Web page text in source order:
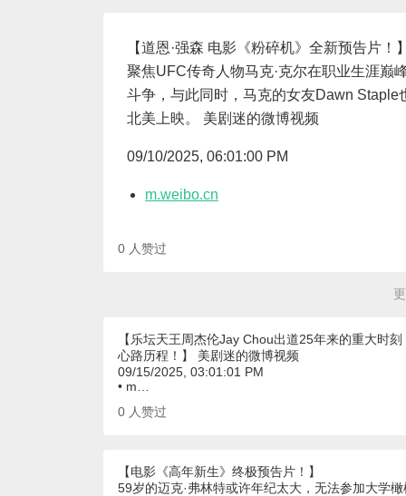
【道恩·强森 电影《粉碎机》全新预告片！
聚焦UFC传奇人物马克·克尔在职业生涯巅
斗争，与此同时，马克的女友Dawn
北美上映。 美剧迷的微博视频
09/10/2025, 06:01:00 PM
m.weibo.cn
0 人赞过
【乐坛天王周杰伦Jay Chou出道25年来的重大时
心路历程！】 美剧迷的微博视频
09/15/2025, 03:01:01 PM
• m…
0 人赞过
【电影《高年新生》终极预告片！】
59岁的迈克·弗林特或许年纪太大，无法参加大学